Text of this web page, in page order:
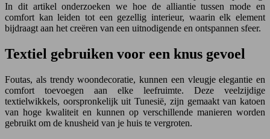
In dit artikel onderzoeken we hoe de alliantie tussen mode en
comfort kan leiden tot een gezellig interieur, waarin elk element
bijdraagt aan het creëren van een uitnodigende en ontspannen sfeer.
Textiel gebruiken voor een knus gevoel
Foutas, als trendy woondecoratie, kunnen een vleugje elegantie en
comfort toevoegen aan elke leefruimte. Deze veelzijdige
textielwikkels, oorspronkelijk uit Tunesië, zijn gemaakt van katoen
van hoge kwaliteit en kunnen op verschillende manieren worden
gebruikt om de knusheid van je huis te vergroten.